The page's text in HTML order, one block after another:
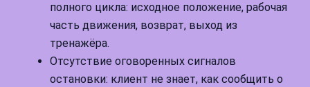
полного цикла: исходное положение, рабочая
часть движения, возврат, выход из
тренажёра.
Отсутствие оговоренных сигналов
остановки: клиент не знает, как сообщить о